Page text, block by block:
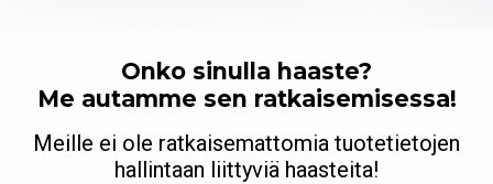
Onko sinulla haaste?
Me autamme sen ratkaisemisessa!
Meille ei ole ratkaisemattomia tuotetietojen
hallintaan liittyviä haasteita!